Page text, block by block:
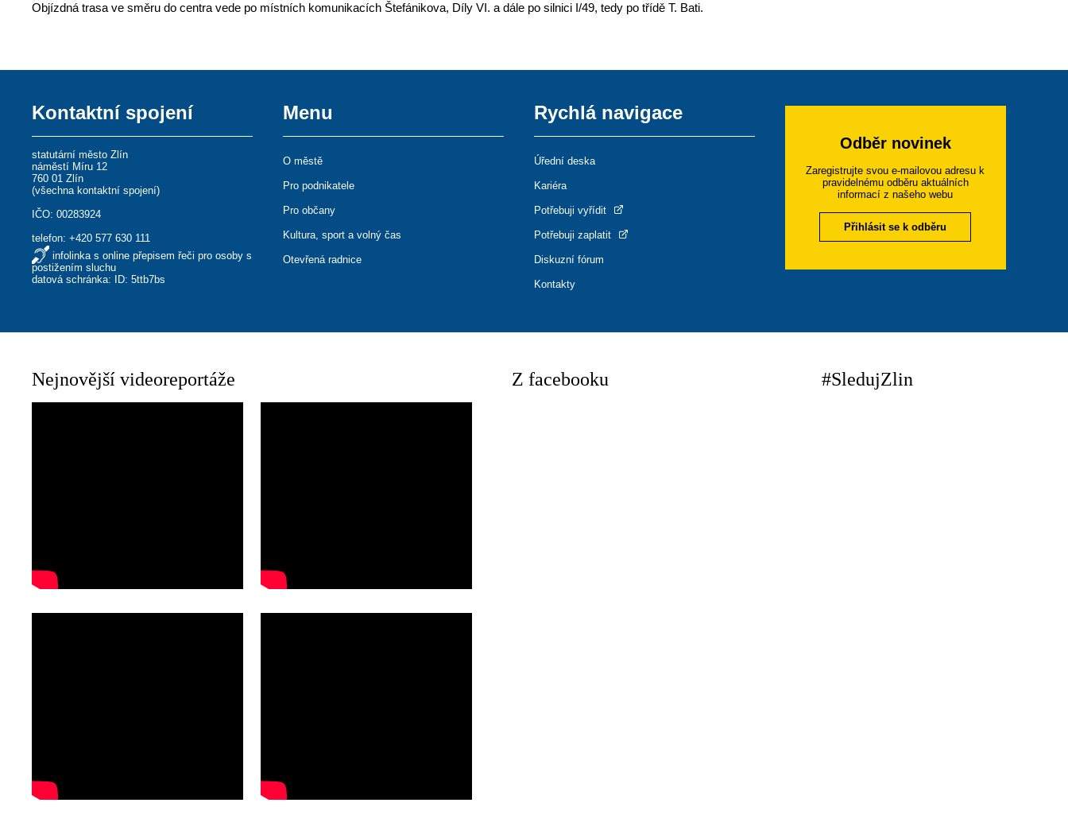
Objízdná trasa ve směru do centra vede po místních komunikacích Štefánikova, Díly VI. a dále po silnici I/49, tedy po třídě T. Bati.
Kontaktní spojení
statutární město Zlín
náměstí Míru 12
760 01 Zlín
(všechna kontaktní spojení)
IČO: 00283924
telefon:+420 577 630 111
infolinka s online přepisem řeči pro osoby s
postižením sluchu
datová schránka: ID: 5ttb7bs
Menu
O městě
Pro podnikatele
Pro občany
Kultura, sport a volný čas
Otevřená radnice
Rychlá navigace
Úřední deska
Kariéra
Potřebuji vyřídit
Potřebuji zaplatit
Diskuzní fórum
Kontakty
Odběr novinek
Zaregistrujte svou e-mailovou adresu k
pravidelnému odběru aktuálních
informací z našeho webu
Přihlásit se k odběru
Nejnovější videoreportáže Z facebooku #SledujZlin